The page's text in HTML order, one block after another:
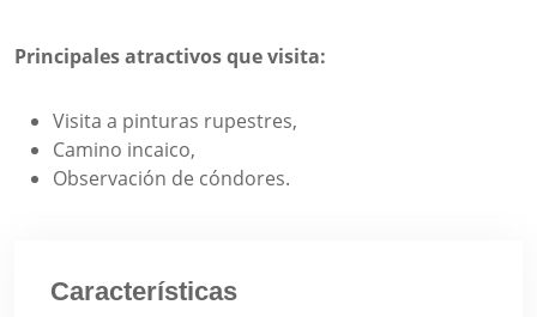
Principales atractivos que visita:
Visita a pinturas rupestres,
Camino incaico,
Observación de cóndores.
Características